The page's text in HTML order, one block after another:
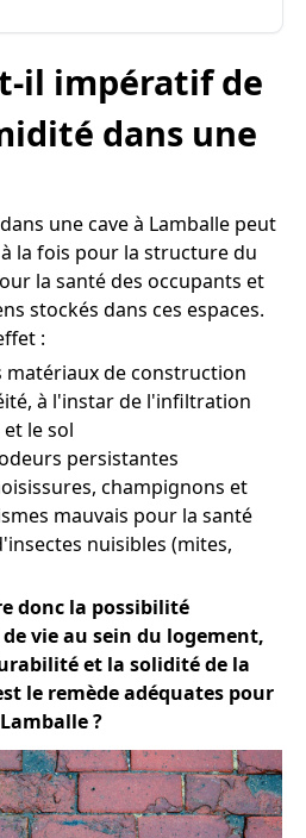
il impératif de
dans une
une cave à Lamballe peut
la fois pour la structure du
la santé des occupants et
stockés dans ces espaces.
:
matériaux de construction
à l'instar de l'infiltration
le sol
persistantes
champignons et
mauvais pour la santé
nuisibles (mites,
donc la possibilité
vie au sein du logement,
et la solidité de la
le remède adéquates pour
?